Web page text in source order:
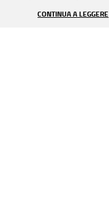
CONTINUA A LEGGERE